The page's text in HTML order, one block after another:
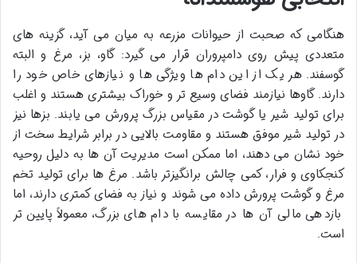
هنگامی که صحبت از حیوانات مزرعه به میان می آید، گزینه های
متعددی پیش روی دامپروران قرار می گیرد: گاو، بز، مرغ و البته
گوسفند. هر یک از این دام ها ویژگی ها و نیازهای خاص خود را
دارند. گاوها نیازمند فضای وسیع تر و خوراک بیشتری هستند و اغلب
برای تولید شیر یا گوشت در مقیاس بزرگ پرورش می یابند. بزها نیز
در تولید شیر موفق هستند و مقاومت بالایی در برابر شرایط سخت از
خود نشان می دهند، اما ممکن است مدیریت آن ها به دلیل روحیه
کنجکاوی و فرار، کمی چالش برانگیزتر باشد. مرغ ها برای تولید تخم
مرغ و گوشت پرورش داده می شوند و نیاز به فضای کمتری دارند، اما
بازدهی مالی آن ها در مقایسه با دام های بزرگ، معمولاً پایین تر
است.